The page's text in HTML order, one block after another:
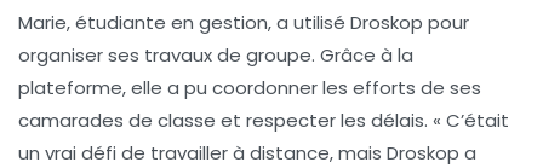
Marie, étudiante en gestion, a utilisé Droskop pour
organiser ses travaux de groupe. Grâce à la
plateforme, elle a pu coordonner les efforts de ses
camarades de classe et respecter les délais. « C’était
un vrai défi de travailler à distance, mais Droskop a